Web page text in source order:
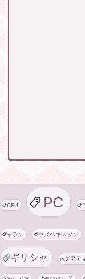
CPU PC
イラン ウズベキスタン
ギリシャ グアテ